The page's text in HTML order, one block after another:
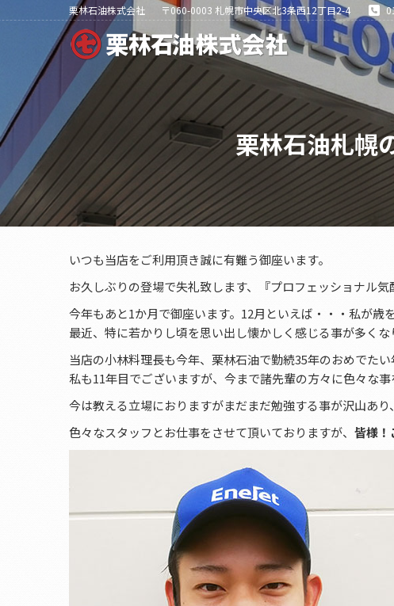
栗林石油株式会社 〒060-0003 札幌市中央区北3条西12丁目2-4
栗林石油札幌
いつも当店をご利用頂き誠に有難う御座います。
お久しぶりの登場で失礼致します、『プロフェッショナル気
今年もあと1か月で御座います。12月といえば・・・私が歳
最近、特に若かりし頃を思い出し懐かしく感じる事が多くな
当店の小林料理長も今年、栗林石油で勤続35年のおめでたい
私も11年目でございますが、今まで諸先輩の方々に色々な事
今は教える立場におりますがまだまだ勉強する事が沢山あり
色々なスタッフとお仕事をさせて頂いておりますが、 皆様！